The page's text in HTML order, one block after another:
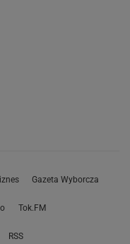
Gazeta Wyborcza
Tok.FM
RSS